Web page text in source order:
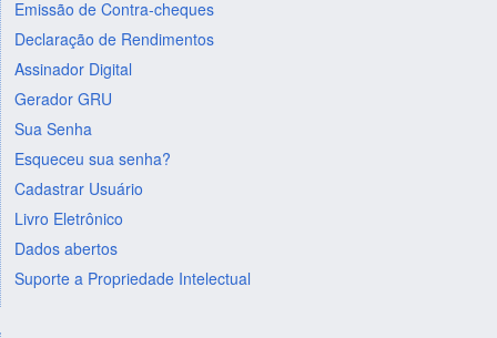
Emissão de Contra-cheques
Declaração de Rendimentos
Assinador Digital
Gerador GRU
Sua Senha
Esqueceu sua senha?
Cadastrar Usuário
Livro Eletrônico
Dados abertos
Suporte a Propriedade Intelectual